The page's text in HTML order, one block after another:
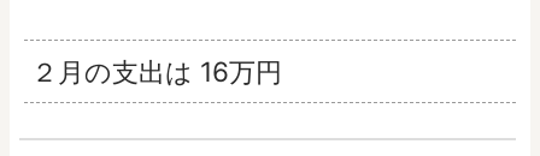
２月の支出は 16万円